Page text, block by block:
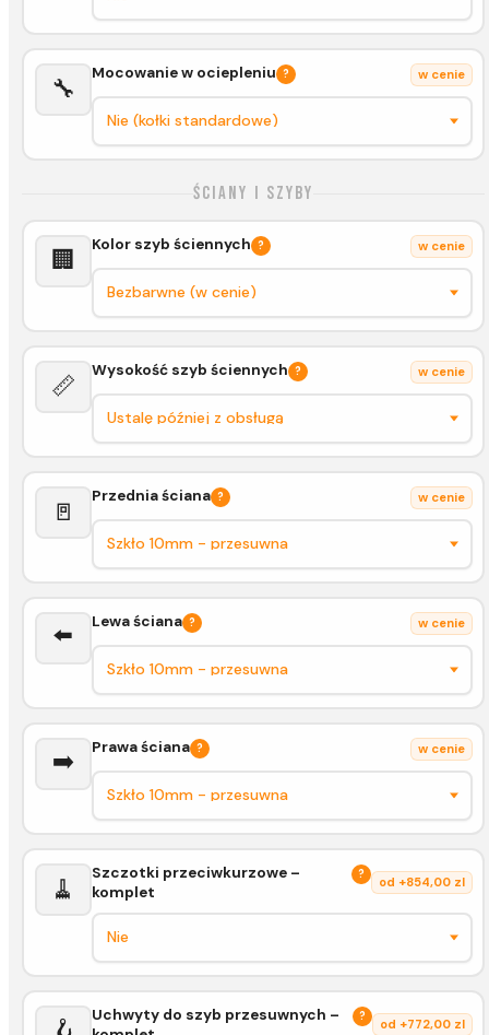
🔧
Mocowanie w ociepleniu ? w cenie
Ściany i szyby
🏢
Kolor szyb ściennych ? w cenie
📏
Wysokość szyb ściennych ? w cenie
🚪
Przednia ściana ? w cenie
⬅️ Lewa ściana ? w cenie
➡️ Prawa ściana ? w cenie
🧹
Szczotki przeciwkurzowe –
komplet
?
od +854,00 zl
Uchwyty do szyb przesuwnych –
?
od +772,00 zl